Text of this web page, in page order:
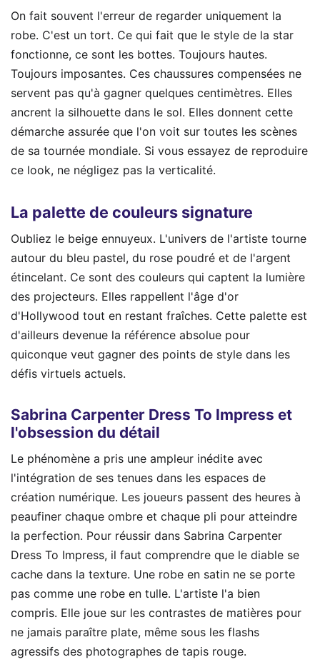
On fait souvent l'erreur de regarder uniquement la
robe. C'est un tort. Ce qui fait que le style de la star
fonctionne, ce sont les bottes. Toujours hautes.
Toujours imposantes. Ces chaussures compensées ne
servent pas qu'à gagner quelques centimètres. Elles
ancrent la silhouette dans le sol. Elles donnent cette
démarche assurée que l'on voit sur toutes les scènes
de sa tournée mondiale. Si vous essayez de reproduire
ce look, ne négligez pas la verticalité.
La palette de couleurs signature
Oubliez le beige ennuyeux. L'univers de l'artiste tourne
autour du bleu pastel, du rose poudré et de l'argent
étincelant. Ce sont des couleurs qui captent la lumière
des projecteurs. Elles rappellent l'âge d'or
d'Hollywood tout en restant fraîches. Cette palette est
d'ailleurs devenue la référence absolue pour
quiconque veut gagner des points de style dans les
défis virtuels actuels.
Sabrina Carpenter Dress To Impress et
l'obsession du détail
Le phénomène a pris une ampleur inédite avec
l'intégration de ses tenues dans les espaces de
création numérique. Les joueurs passent des heures à
peaufiner chaque ombre et chaque pli pour atteindre
la perfection. Pour réussir dans Sabrina Carpenter
Dress To Impress, il faut comprendre que le diable se
cache dans la texture. Une robe en satin ne se porte
pas comme une robe en tulle. L'artiste l'a bien
compris. Elle joue sur les contrastes de matières pour
ne jamais paraître plate, même sous les flashs
agressifs des photographes de tapis rouge.